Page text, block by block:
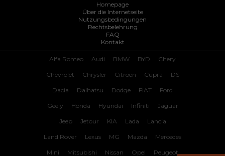
Homepage
Über die Internetseite
Nutzungsbedingungen
Rechtsbelehrung
FAQ
Kontakt
Alfa Romeo Audi BMW BYD Chery
Chevrolet Chrysler Citroen Cupra DS
Dacia Daihatsu Dodge FIAT Ford
Geely Honda Hyundai Infiniti Jaguar
Jeep Jetour KIA Lada Lancia
Land Rover Lexus MG Mazda Mercedes
Mini Mitsubishi Nissan Opel Peugeot